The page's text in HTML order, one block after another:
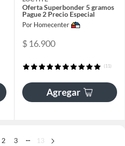
Oferta Superbonder 5 gramos
Pague 2 Precio Especial
Por Homecenter
$ 16.900
(11)
Agregar
2 3 ... 13